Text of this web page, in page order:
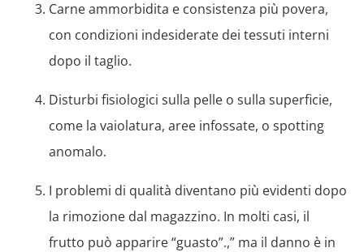
Carne ammorbidita e consistenza più povera,
con condizioni indesiderate dei tessuti interni
dopo il taglio.
Disturbi fisiologici sulla pelle o sulla superficie,
come la vaiolatura, aree infossate, o spotting
anomalo.
I problemi di qualità diventano più evidenti dopo
la rimozione dal magazzino. In molti casi, il
frutto può apparire “guasto”.,” ma il danno è in